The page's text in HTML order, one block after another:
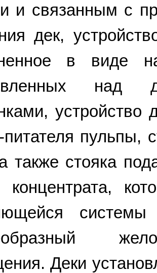
и связанным с
дек,
в виде
над
устройство
питателя пульпы,
также стояка
концентрата,
Деки